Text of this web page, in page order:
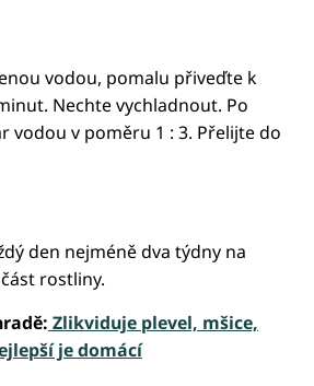
vodou, pomalu přiveďte k
Nechte vychladnout. Po
vodou v poměru 1 : 3. Přelijte do
den nejméně dva týdny na
rostliny.
Zlikviduje plevel, mšice,
je domácí